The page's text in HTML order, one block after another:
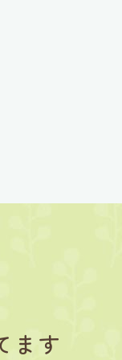
ます